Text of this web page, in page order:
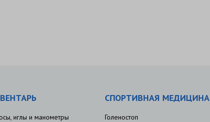
иглы и манометры
СПОРТИВНАЯ МЕДИЦИНА
Голеностоп